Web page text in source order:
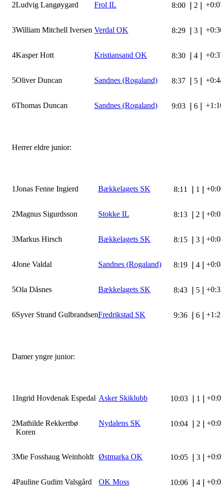
2Ludvig Langøygard Frol IL 8:00 2
3William Mitchell Iversen Verdal OK 8:29 3
4Kasper Hott Kristiansand OK 8:30 4
5Oliver Duncan Sandnes (Rogaland) 8:37 5
6Thomas Duncan Sandnes (Rogaland) 9:03 6
Herrer eldre junior:
1Jonas Fenne Ingierd Bækkelagets SK 8:11 1
2Magnus Sigurdsson Stokke IL 8:13 2
3Markus Hirsch Bækkelagets SK 8:15 3
4Jone Valdal Sandnes (Rogaland) 8:19 4
5Ola Dåsnes Bækkelagets SK 8:43 5
6Syver Strand GulbrandsenFredrikstad SK 9:36 6
Damer yngre junior:
1Ingrid Hovdenak Espedal Asker Skiklubb 10:03 1
2Mathilde Rekkertbø
Koren
Nydalens SK 10:04 2
3Mie Fosshaug Weinholdt Østmarka OK 10:05 3
4Pauline Gudim Valsgård OK Moss 10:06 4